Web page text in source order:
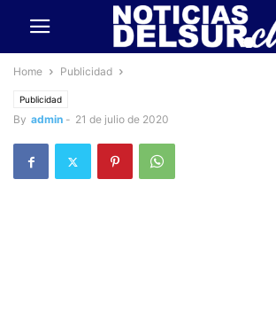
Home Publicidad
Publicidad
By admin - 21 de julio de 2020